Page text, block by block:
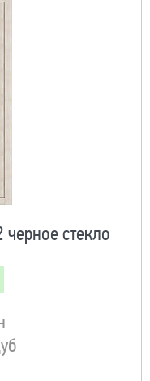
стекло